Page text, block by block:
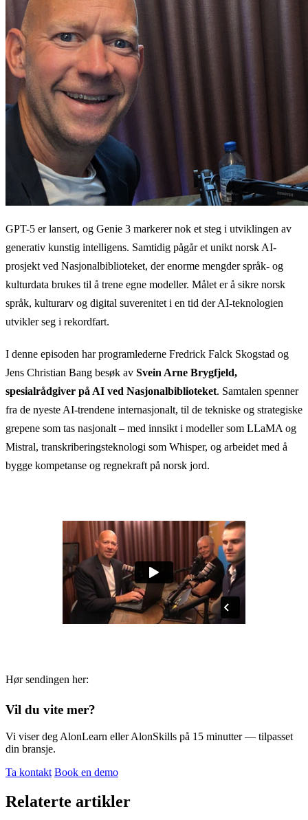
GPT-5 er lansert, og Genie 3 markerer nok et steg i utviklingen av
generativ kunstig intelligens. Samtidig pågår et unikt norsk AI-
prosjekt ved Nasjonalbiblioteket, der enorme mengder språk- og
kulturdata brukes til å trene egne modeller. Målet er å sikre norsk
språk, kulturarv og digital suverenitet i en tid der AI-teknologien
utvikler seg i rekordfart.
I denne episoden har programlederne Fredrick Falck Skogstad og
Jens Christian Bang besøk av Svein Arne Brygfjeld,
spesialrådgiver på AI ved Nasjonalbiblioteket. Samtalen spenner
fra de nyeste AI-trendene internasjonalt, til de tekniske og strategiske
grepene som tas nasjonalt – med innsikt i modeller som LLaMA og
Mistral, transkriberingsteknologi som Whisper, og arbeidet med å
bygge kompetanse og regnekraft på norsk jord.
Hør sendingen her:
Vil du vite mer?
Vi viser deg AlonLearn eller AlonSkills på 15 minutter — tilpasset
din bransje.
Ta kontakt Book en demo
Relaterte artikler